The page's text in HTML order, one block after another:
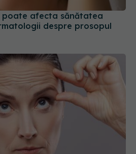
poate afecta sănătatea
despre prosopul